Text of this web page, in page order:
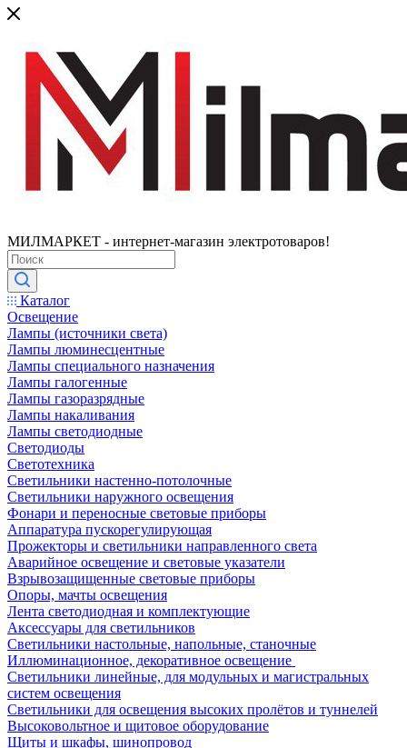
МИЛМАРКЕТ - интернет-магазин электротоваров!
Каталог
Освещение
Лампы (источники света)
Лампы люминесцентные
Лампы специального назначения
Лампы галогенные
Лампы газоразрядные
Лампы накаливания
Лампы светодиодные
Светодиоды
Светотехника
Светильники настенно-потолочные
Светильники наружного освещения
Фонари и переносные световые приборы
Аппаратура пускорегулирующая
Прожекторы и светильники направленного света
Аварийное освещение и световые указатели
Взрывозащищенные световые приборы
Опоры, мачты освещения
Лента светодиодная и комплектующие
Аксессуары для светильников
Светильники настольные, напольные, станочные
Иллюминационное, декоративное освещение
Светильники линейные, для модульных и магистральных
систем освещения
Светильники для освещения высоких пролётов и туннелей
Высоковольтное и щитовое оборудование
Щиты и шкафы, шинопровод